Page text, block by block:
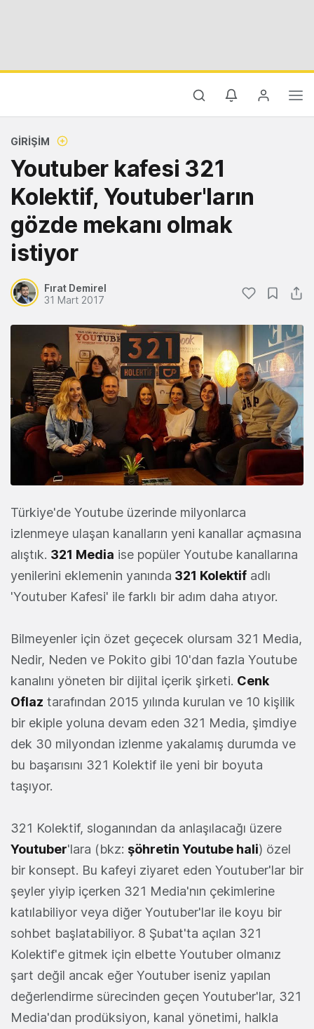
GIRIŞIM
Youtuber kafesi 321
Kolektif, Youtuber'ların
gözde mekanı olmak
istiyor
Fırat Demirel
31 Mart 2017
Türkiye'de Youtube üzerinde milyonlarca
izlenmeye ulaşan kanalların yeni kanallar açmasına
alıştık. 321 Media ise popüler Youtube kanallarına
yenilerini eklemenin yanında 321 Kolektif adlı
'Youtuber Kafesi' ile farklı bir adım daha atıyor.
Bilmeyenler için özet geçecek olursam 321 Media,
Nedir, Neden ve Pokito gibi 10'dan fazla Youtube
kanalını yöneten bir dijital içerik şirketi. Cenk
Oflaz tarafından 2015 yılında kurulan ve 10 kişilik
bir ekiple yoluna devam eden 321 Media, şimdiye
dek 30 milyondan izlenme yakalamış durumda ve
bu başarısını 321 Kolektif ile yeni bir boyuta
taşıyor.
321 Kolektif, sloganından da anlaşılacağı üzere
Youtuber'lara (bkz: şöhretin Youtube hali) özel
bir konsept. Bu kafeyi ziyaret eden Youtuber'lar bir
şeyler yiyip içerken 321 Media'nın çekimlerine
katılabiliyor veya diğer Youtuber'lar ile koyu bir
sohbet başlatabiliyor. 8 Şubat'ta açılan 321
Kolektif'e gitmek için elbette Youtuber olmanız
şart değil ancak eğer Youtuber iseniz yapılan
değerlendirme sürecinden geçen Youtuber'lar, 321
Media'dan prodüksiyon, kanal yönetimi, halkla